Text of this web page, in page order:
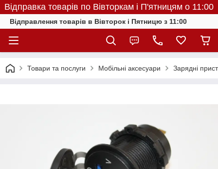
Відправка товарів по Вівторкам і П'ятницям о 11:00
Відправлення товарів в Вівторок і Пятницю з 11:00
Товари та послуги Мобільні аксесуари Зарядні